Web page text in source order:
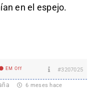
en el espejo.
EM Off #3207025
6 meses hace